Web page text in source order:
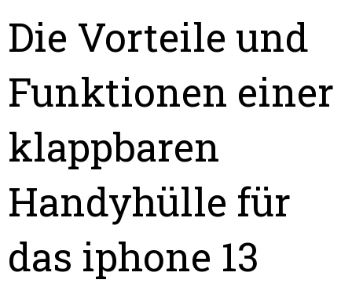
Die Vorteile und
Funktionen einer
klappbaren
Handyhülle für
das iphone 13